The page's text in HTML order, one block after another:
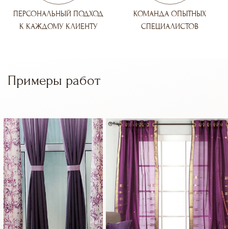
ПЕРСОНАЛЬНЫЙ ПОДХОД
К КАЖДОМУ КЛИЕНТУ
КОМАНДА ОПЫТНЫХ
СПЕЦИАЛИСТОВ
Примеры работ